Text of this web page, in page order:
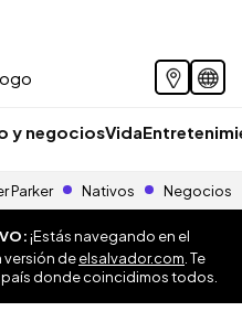
y negociosVida
Parker Nativos Negocios
¡Estás navegando en el
versión deelsalvador.com . Te
donde coincidimos todos.